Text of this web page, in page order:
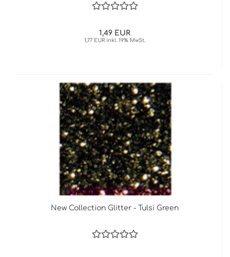
1,49 EUR
1,77 EUR inkl. 19% MwSt.
New Collection Glitter - Tulsi Green